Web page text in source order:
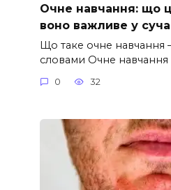
Очне навчання: що
воно важливе у
Що таке очне
словами Очне навчання
0 32